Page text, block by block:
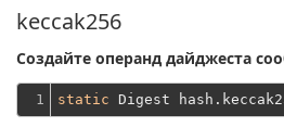
keccak256
Создайте операнд дайджеста
1 static